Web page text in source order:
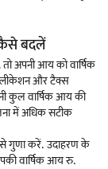
कैसे बदलें
अपनी आय को वार्षिक
और टैक्स
कुल वार्षिक आय की
में अधिक सटीक
गुणा करें. उदाहरण के
वार्षिक आय रु.